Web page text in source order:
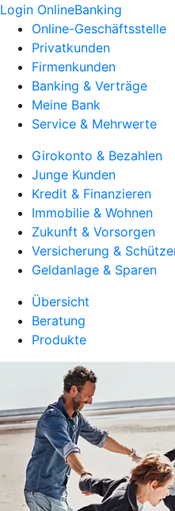
Login OnlineBanking
Online-Geschäftsstelle
Privatkunden
Firmenkunden
Banking & Verträge
Meine Bank
Service & Mehrwerte
Girokonto & Bezahlen
Junge Kunden
Kredit & Finanzieren
Immobilie & Wohnen
Zukunft & Vorsorgen
Versicherung &
Geldanlage & Sparen
Übersicht
Beratung
Produkte